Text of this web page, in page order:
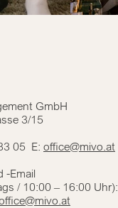
GmbH
3/15
05 E: office@mivo.at
-Email
/ 10:00 – 16:00 Uhr):